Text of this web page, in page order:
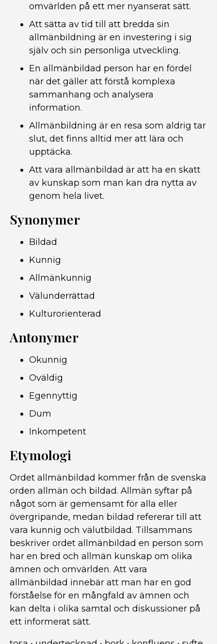
omvärlden på ett mer nyanserat sätt.
Att sätta av tid till att bredda sin
allmänbildning är en investering i sig
själv och sin personliga utveckling.
En allmänbildad person har en fördel
när det gäller att förstå komplexa
sammanhang och analysera
information.
Allmänbildning är en resa som aldrig tar
slut, det finns alltid mer att lära och
upptäcka.
Att vara allmänbildad är att ha en skatt
av kunskap som man kan dra nytta av
genom hela livet.
Synonymer
Bildad
Kunnig
Allmänkunnig
Välunderrättad
Kulturorienterad
Antonymer
Okunnig
Oväldig
Egennyttig
Dum
Inkompetent
Etymologi
Ordet allmänbildad kommer från de svenska
orden allmän och bildad. Allmän syftar på
något som är gemensamt för alla eller
övergripande, medan bildad refererar till att
vara kunnig och välutbildad. Tillsammans
beskriver ordet allmänbildad en person som
har en bred och allmän kunskap om olika
ämnen och omvärlden. Att vara
allmänbildad innebär att man har en god
förståelse för en mångfald av ämnen och
kan delta i olika samtal och diskussioner på
ett informerat sätt.